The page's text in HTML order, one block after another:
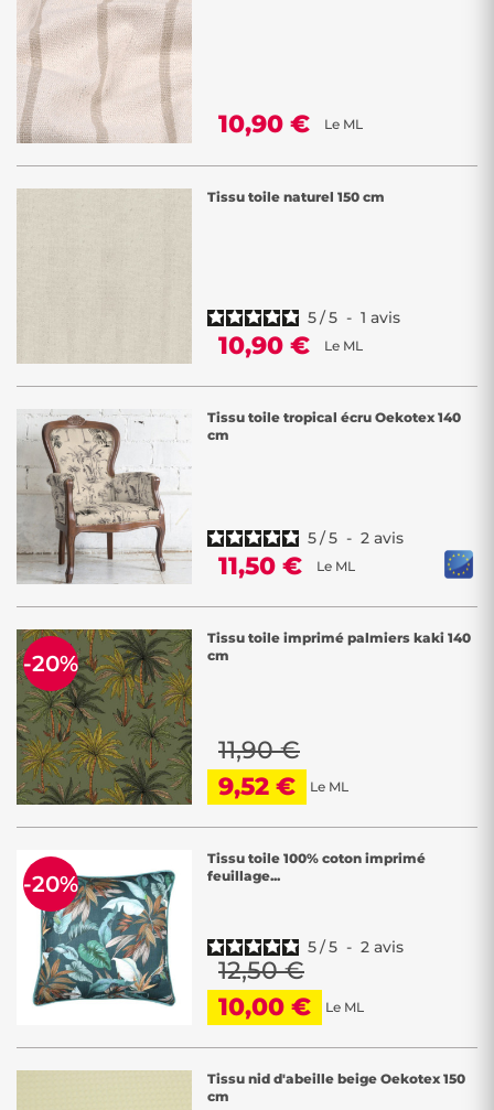
10,90 € Le ML
Tissu toile naturel 150 cm
5/5 - 1 avis
10,90 € Le ML
Tissu toile tropical écru Oekotex 140
cm
5/5 - 2 avis
11,50 € Le ML
Tissu toile imprimé palmiers kaki 140
cm
11,90 €
9,52 €
Le ML
-20%
Tissu toile 100% coton imprimé
feuillage...
5/5 - 2 avis
12,50 €
10,00 €
Le ML
-20%
Tissu nid d'abeille beige Oekotex 150
cm